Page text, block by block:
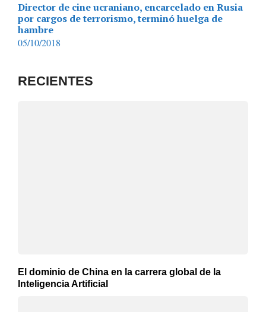
Director de cine ucraniano, encarcelado en Rusia
por cargos de terrorismo, terminó huelga de
hambre
05/10/2018
RECIENTES
El dominio de China en la carrera global de la
Inteligencia Artificial